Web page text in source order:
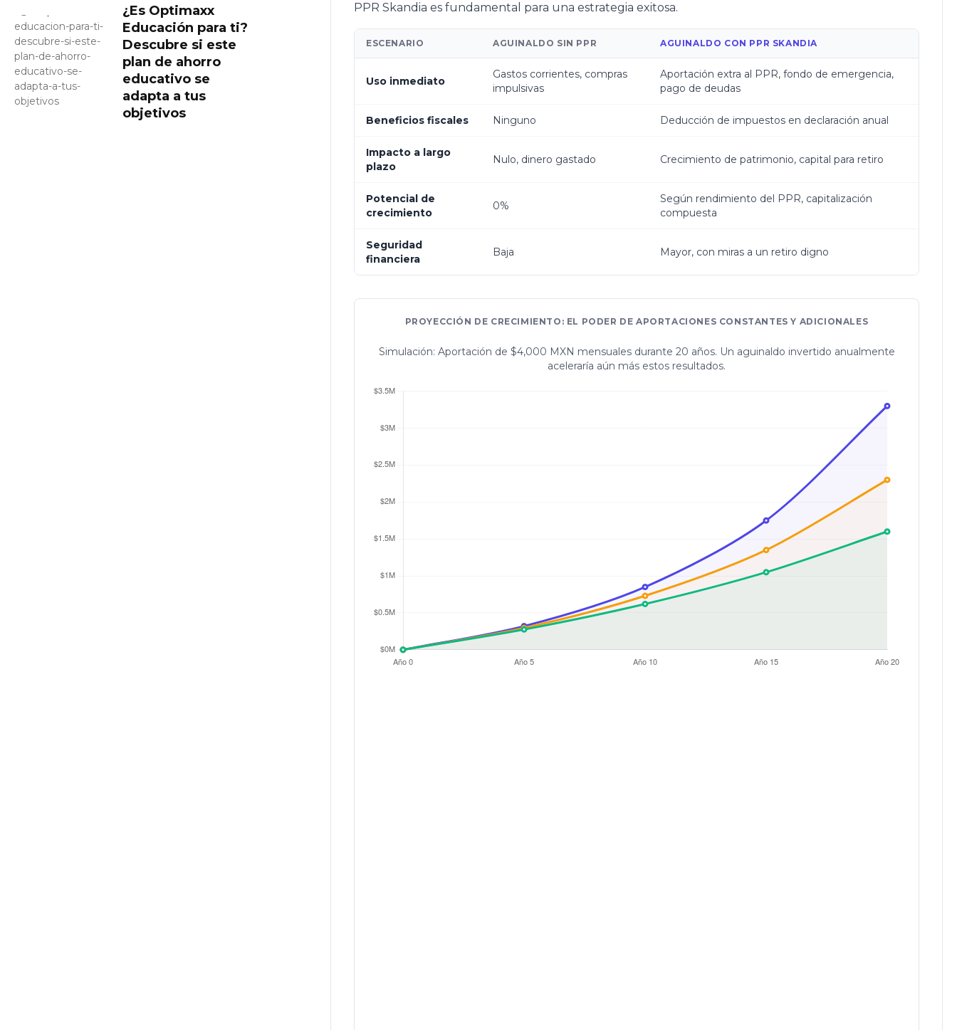
¿Es Optimaxx
Educación para ti?
Descubre si este
plan de ahorro
educativo se
adapta a tus
objetivos
PPR Skandia es fundamental para una estrategia exitosa.
ESCENARIO AGUINALDO SIN PPR AGUINALDO CON PPR SKANDIA
Uso inmediato
Gastos corrientes, compras
impulsivas
Aportación extra al PPR, fondo de emergencia,
pago de deudas
Beneficios fiscales Ninguno Deducción de impuestos en declaración anual
Impacto a largo
plazo
Nulo, dinero gastado Crecimiento de patrimonio, capital para retiro
Potencial de
crecimiento
0%
Según rendimiento del PPR, capitalización
compuesta
Seguridad
financiera
Baja Mayor, con miras a un retiro digno
PROYECCIÓN DE CRECIMIENTO: EL PODER DE APORTACIONES CONSTANTES Y ADICIONALES
Simulación: Aportación de $4,000 MXN mensuales durante 20 años. Un aguinaldo invertido anualmente
aceleraría aún más estos resultados.